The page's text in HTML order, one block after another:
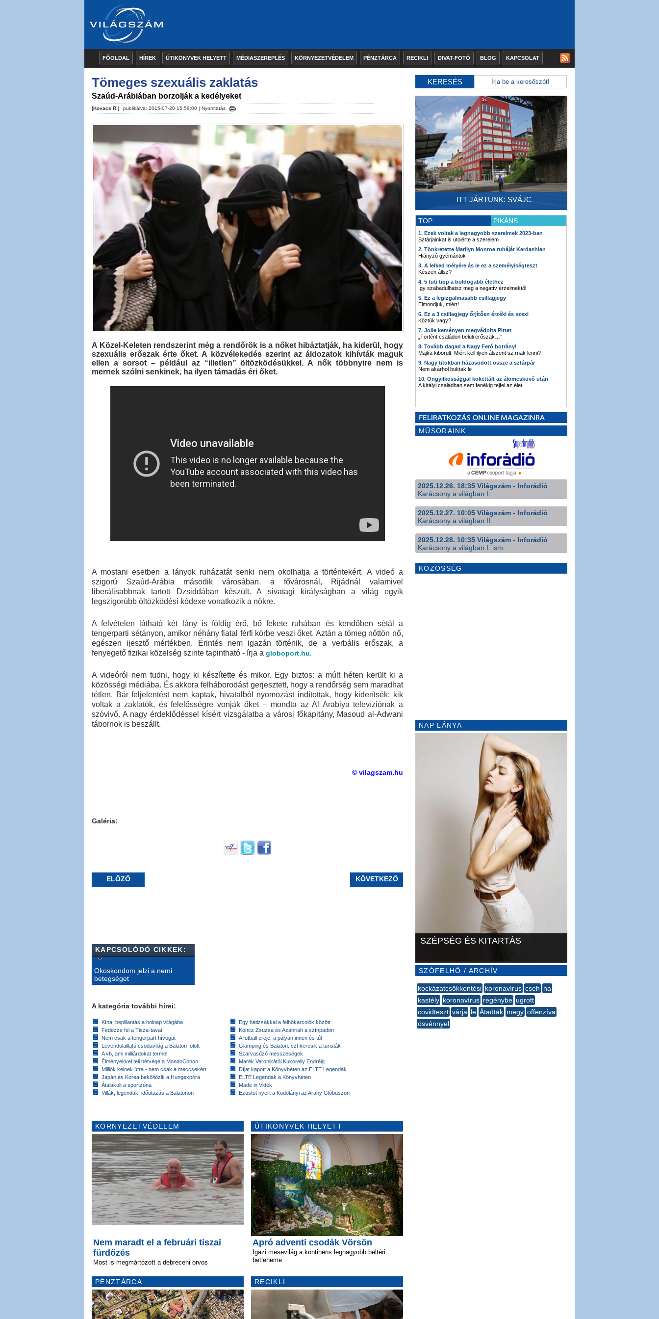
FŐOLDAL HÍREK ÚTIKÖNYVEK HELYETT MÉDIASZEREPLÉS KÖRNYEZETVÉDELEM PÉNZTÁRCA RECIKLI DIVAT-FOTÓ BLOG KAPCSOLAT
Tömeges szexuális zaklatás
Szaúd-Arábiában borzolják a kedélyeket
[Kovacs R.] publikálva: 2015-07-20 15:59:00 | Nyomtatás
A Közel-Keleten rendszerint még a rendőrök is a nőket hibáztatják, ha kiderül, hogy
szexuális erőszak érte őket. A közvélekedés szerint az áldozatok kihívták maguk
ellen a sorsot – például az “illetlen” öltözködésükkel. A nők többnyire nem is
mernek szólni senkinek, ha ilyen támadás éri őket.
A mostani esetben a lányok ruházatát senki nem okolhatja a történtekért. A videó a
szigorú Szaúd-Arábia második városában, a fővárosnál, Rijádnál valamivel
liberálisabbnak tartott Dzsiddában készült. A sivatagi királyságban a világ egyik
legszigorúbb öltözködési kódexe vonatkozik a nőkre.
A felvételen látható két lány is földig érő, bő fekete ruhában és kendőben sétál a
tengerparti sétányon, amikor néhány fiatal férfi körbe veszi őket. Aztán a tömeg nőttön nő,
egészen ijesztő mértékben. Érintés nem igazán történik, de a verbális erőszak, a
fenyegető fizikai közelség szinte tapintható - írja a globoport.hu.
A videóról nem tudni, hogy ki készítette és mikor. Egy biztos: a múlt héten került ki a
közösségi médiába. És akkora felháborodást gerjesztett, hogy a rendőrség sem maradhat
tétlen. Bár feljelentést nem kaptak, hivatalból nyomozást indítottak, hogy kiderítsék: kik
voltak a zaklatók, és felelősségre vonják őket – mondta az Al Arabiya televíziónak a
szóvivő. A nagy érdeklődéssel kísért vizsgálatba a városi főkapitány, Masoud al-Adwani
tábornok is beszállt.
© vilagszam.hu
Galéria:
ELŐZŐ KÖVETKEZŐ
KAPCSOLÓDÓ CIKKEK:
Okoskondom jelzi a nemi
betegséget
A kategória további hírei:
Kína: bepillantás a holnap világába
Fedezze fel a Tisza-tavat!
Nem csak a tengerpart hívogat
Levendulaillatú csodavilág a Balaton fölött
A vb, ami milliárdokat termel
Élményekkel teli hétvége a MondoConon
Milliók kelnek útra - nem csak a meccsekért
Japán és Korea beköltözik a Hungexpóra
Átalakult a sportzóna
Villák, legendák: időutazás a Balatonon
Egy hátizsákkal a felhőkarcolók között
Koncz Zsuzsa és Azahriah a színpadon
A futball ereje, a pályán innen és túl
Glamping és Balaton: ezt keresik a turisták
Szarvasűző messzeségek
Marék Veronikától Kukorelly Endréig
Díjat kapott a Könyvhéten az ELTE Legendák
ELTE Legendák a Könyvhéten
Made in Vidék
Ezüstöt nyert a Kodolányi az Arany Glóbuszon
KÖRNYEZETVÉDELEM
Nem maradt el a februári tiszai
fürdőzés
Most is megmártózott a debreceni orvos
PÉNZTÁRCA
ÚTIKÖNYVEK HELYETT
Apró adventi csodák Vörsön
Igazi mesevilág a kontinens legnagyobb beltéri
betleheme
RECIKLI
KERESÉS
ITT JÁRTUNK: SVÁJC
TOP PIKÁNS
1. Ezek voltak a legnagyobb szerelmek 2023-ban
Sztárjainkat is utolérte a szerelem
2. Tönkretette Marilyn Monroe ruháját Kardashian
Hiányzó gyémántok
3. A lelked mélyére ás le ez a személyiségteszt
Készen állsz?
4. 5 tuti tipp a boldogabb élethez
Így szabadulhatsz meg a negatív érzelmektől
5. Ez a legizgalmasabb csillagjegy
Elmondjuk, miért!
6. Ez a 3 csillagjegy őrjítően érzéki és szexi
Köztük vagy?
7. Jolie keményen megvádolta Pittet
„Történt családon belüli erőszak…”
8. Tovább dagad a Nagy Feró botrány!
Majka kiborult: Miért kell ilyen álszent sz.rnak lenni?
9. Nagy titokban házasodott össze a sztárpár
Nem akárhol buktak le
10. Öngyilkossággal kokettált az álomesküvő után
A királyi családban sem fenékig tejfel az élet
MŰSORAINK
2025.12.26. 18:35 Világszám - Inforádió
Karácsony a világban I.
2025.12.27. 10:05 Világszám - Inforádió
Karácsony a világban II.
2025.12.28. 10:35 Világszám - Inforádió
Karácsony a világban I. ism.
KÖZÖSSÉG
NAP LÁNYA
SZÉPSÉG ÉS KITARTÁS
SZÓFELHŐ / ARCHÍV
kockázatcsökkentési koronavírus cseh ha
kastély koronavírus regénybe ugrott
covidteszt várja le Átadták megy offenzíva
ösvénnyel